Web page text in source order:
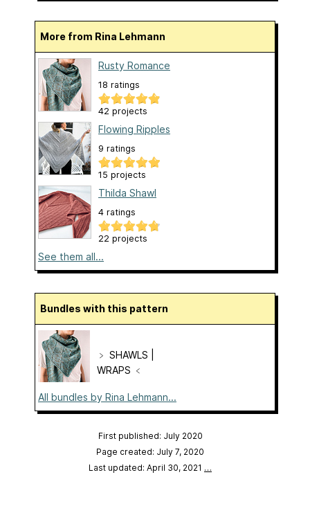
More from Rina Lehmann
Rusty Romance
18 ratings
42 projects
Flowing Ripples
9 ratings
15 projects
Thilda Shawl
4 ratings
22 projects
See them all...
Bundles with this pattern
﹥ SHAWLS |
WRAPS ﹤
All bundles by Rina Lehmann...
First published: July 2020
Page created: July 7, 2020
Last updated: April 30, 2021 …